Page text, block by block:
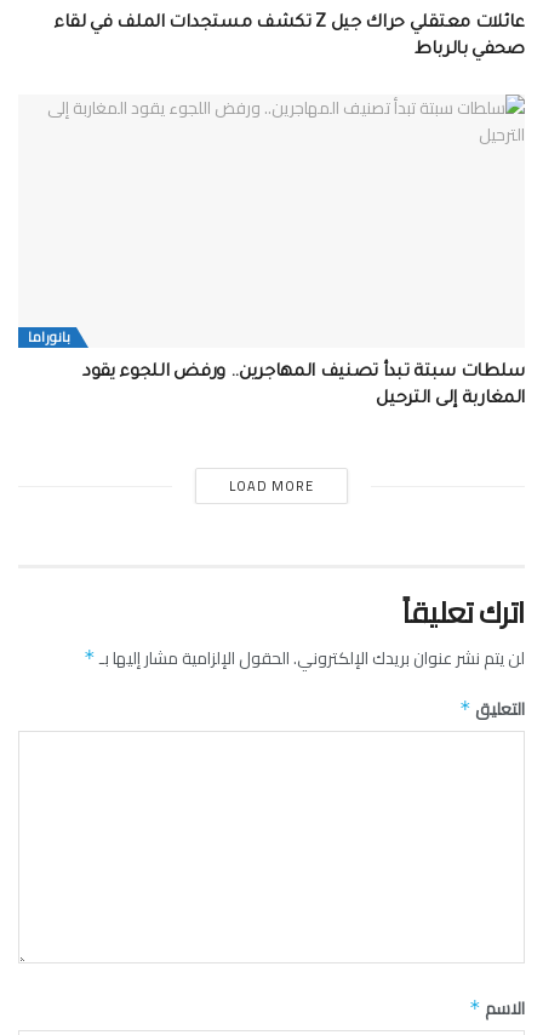
عائلات معتقلي حراك جيل Z تكشف مستجدات الملف في لقاء
صحفي بالرباط
بانوراما
سلطات سبتة تبدأ تصنيف المهاجرين.. ورفض اللجوء يقود
المغاربة إلى الترحيل
LOAD MORE
اترك تعليقاً
لن يتم نشر عنوان بريدك الإلكتروني.الحقول الإلزامية مشار إليها بـ*
التعليق *
الاسم *